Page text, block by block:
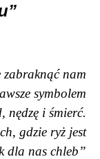
zabraknąć nam
symbolem
nędzę i śmierć.
gdzie ryż jest
dla nas chleb”